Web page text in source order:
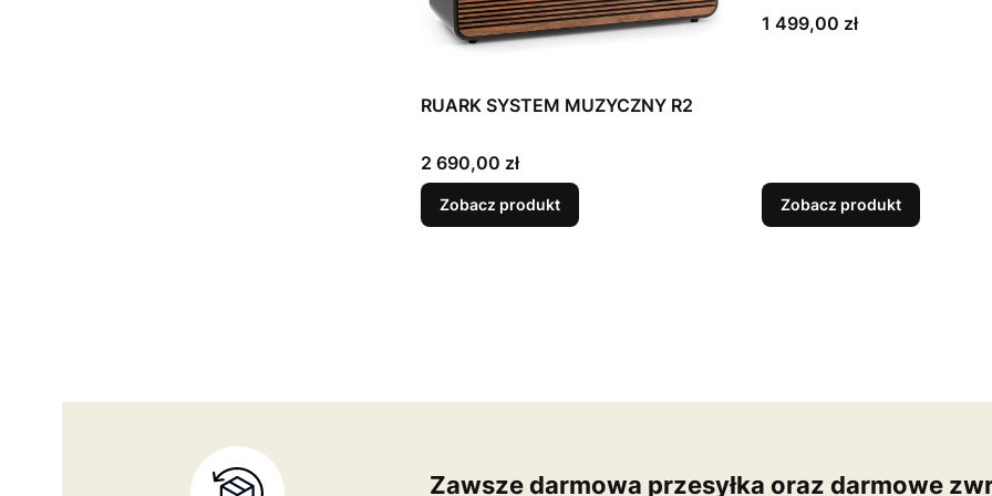
RUARK SYSTEM MUZYCZNY R2
Cena
2 690,00 zł
Zobacz produkt
Cena
1 499,00 zł
Zobacz produkt
Zawsze darmowa przesyłka oraz darmowe